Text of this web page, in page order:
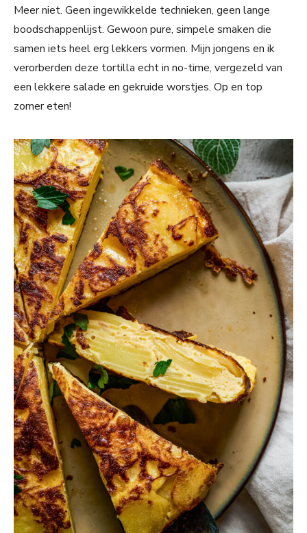
Meer niet. Geen ingewikkelde technieken, geen lange
boodschappenlijst. Gewoon pure, simpele smaken die
samen iets heel erg lekkers vormen. Mijn jongens en ik
verorberden deze tortilla echt in no-time, vergezeld van
een lekkere salade en gekruide worstjes. Op en top
zomer eten!